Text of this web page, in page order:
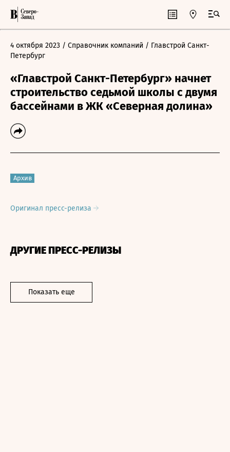
4 октября 2023 / Справочник компаний / Главстрой Санкт-
Петербург
«Главстрой Санкт-Петербург» начнет
строительство седьмой школы с двумя
бассейнами в ЖК «Северная долина»
Архив
Оригинал пресс-релиза
ДРУГИЕ ПРЕСС-РЕЛИЗЫ
Показать еще